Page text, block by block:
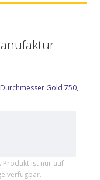
Gold 750,
Produkt ist nur auf
verfügbar.